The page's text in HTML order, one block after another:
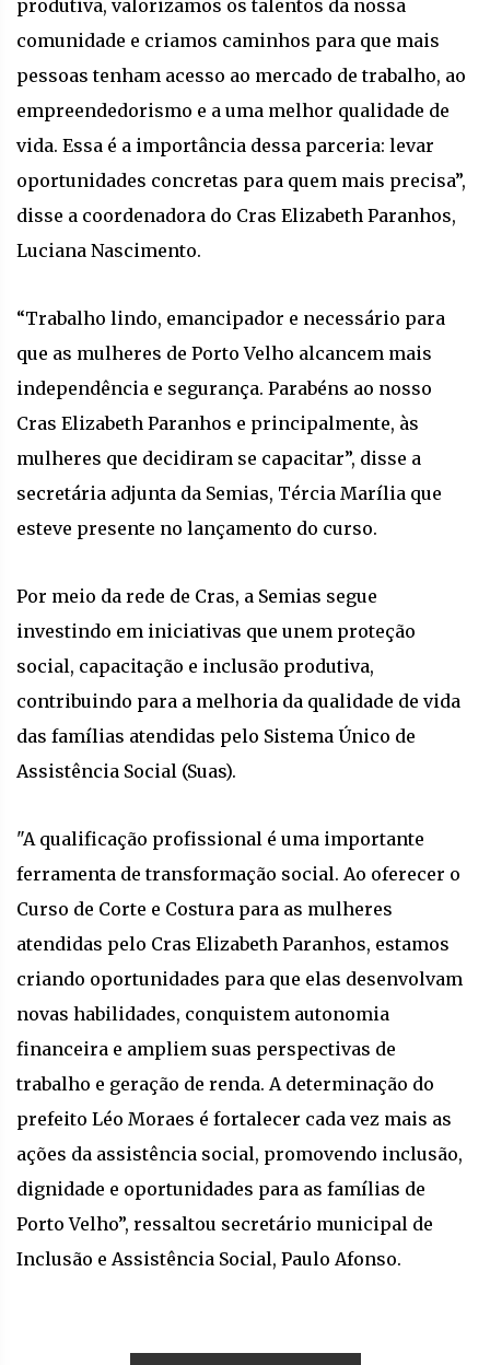
produtiva, valorizamos os talentos da nossa
comunidade e criamos caminhos para que mais
pessoas tenham acesso ao mercado de trabalho, ao
empreendedorismo e a uma melhor qualidade de
vida. Essa é a importância dessa parceria: levar
oportunidades concretas para quem mais precisa”,
disse a coordenadora do Cras Elizabeth Paranhos,
Luciana Nascimento.
“Trabalho lindo, emancipador e necessário para
que as mulheres de Porto Velho alcancem mais
independência e segurança. Parabéns ao nosso
Cras Elizabeth Paranhos e principalmente, às
mulheres que decidiram se capacitar”, disse a
secretária adjunta da Semias, Tércia Marília que
esteve presente no lançamento do curso.
Por meio da rede de Cras, a Semias segue
investindo em iniciativas que unem proteção
social, capacitação e inclusão produtiva,
contribuindo para a melhoria da qualidade de vida
das famílias atendidas pelo Sistema Único de
Assistência Social (Suas).
"A qualificação profissional é uma importante
ferramenta de transformação social. Ao oferecer o
Curso de Corte e Costura para as mulheres
atendidas pelo Cras Elizabeth Paranhos, estamos
criando oportunidades para que elas desenvolvam
novas habilidades, conquistem autonomia
financeira e ampliem suas perspectivas de
trabalho e geração de renda. A determinação do
prefeito Léo Moraes é fortalecer cada vez mais as
ações da assistência social, promovendo inclusão,
dignidade e oportunidades para as famílias de
Porto Velho”, ressaltou secretário municipal de
Inclusão e Assistência Social, Paulo Afonso.